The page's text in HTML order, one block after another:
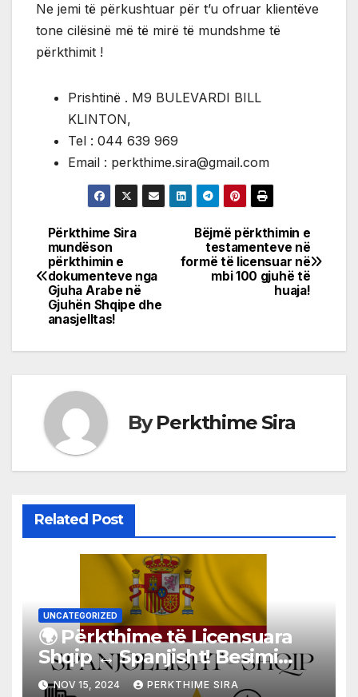
Ne jemi të përkushtuar për t’u ofruar klientëve
tone cilësinë më të mirë të mundshme të
përkthimit !
Prishtinë . M9 BULEVARDI BILL
KLINTON,
Tel : 044 639 969
Email : perkthime.sira@gmail.com
Post
navigation
Bëjmë përkthimin e
testamenteve në
formë të licensuar në
mbi 100 gjuhë të
huaja!
Përkthime Sira
mundëson
përkthimin e
dokumenteve nga
Gjuha Arabe në
Gjuhën Shqipe dhe
anasjelltas!
ByPerkthime Sira
Related Post
UNCATEGORIZED
🌍 Përkthime të Licensuara
Shqip ↔️ Spanjisht! Besimi
juaj, Përkthimi ynë!
NOV 15, 2024 PERKTHIME SIRA